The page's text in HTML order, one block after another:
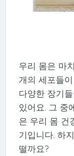
우리 몸은 마
개의 세포들
다양한 장기
있어요. 그 중
은 우리 몸 건
기입니다. 하
떨까요?